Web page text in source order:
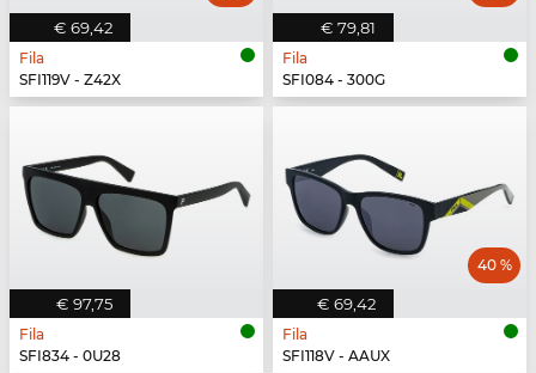
€ 69,42
Fila
SFI119V - Z42X
€ 79,81
Fila
SFI084 - 300G
€ 97,75
Fila
SFI834 - 0U28
€ 69,42
40 %
Fila
SFI118V - AAUX